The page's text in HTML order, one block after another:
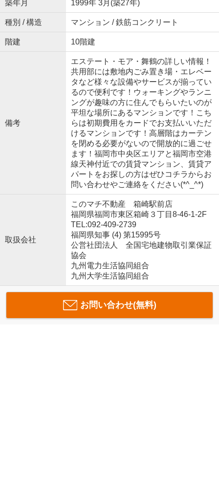
築年月 1999年 3月(築27年)
種別 / 構造 マンション / 鉄筋コンクリート
階建 10階建
備考
エステート・モア・舞鶴の詳しい情報！
共用部には敷地内ごみ置き場・エレベー
タなど様々な設備やサービスが揃ってい
るので便利です！ウォーキングやランニ
ングが趣味の方に住んでもらいたいのが
平坦な場所にあるマンションです！こち
らは初期費用をカードでお支払いいただ
けるマンションです！高層階はカーテン
を閉める必要がないので開放的に過ごせ
ます！福岡市中央区エリアと福岡市空港
線天神付近での賃貸マンション、賃貸ア
パートをお探しの方はぜひコチラからお
問い合わせやご連絡をください(*^_^*)
取扱会社
このマチ不動産 箱崎駅前店
福岡県福岡市東区箱崎３丁目8-46-1-2F
TEL:092-409-2739
福岡県知事 (4) 第15995号
公営社団法人 全国宅地建物取引業保証
協会
九州電力生活協同組合
九州大学生活協同組合
お問い合わせ(無料)